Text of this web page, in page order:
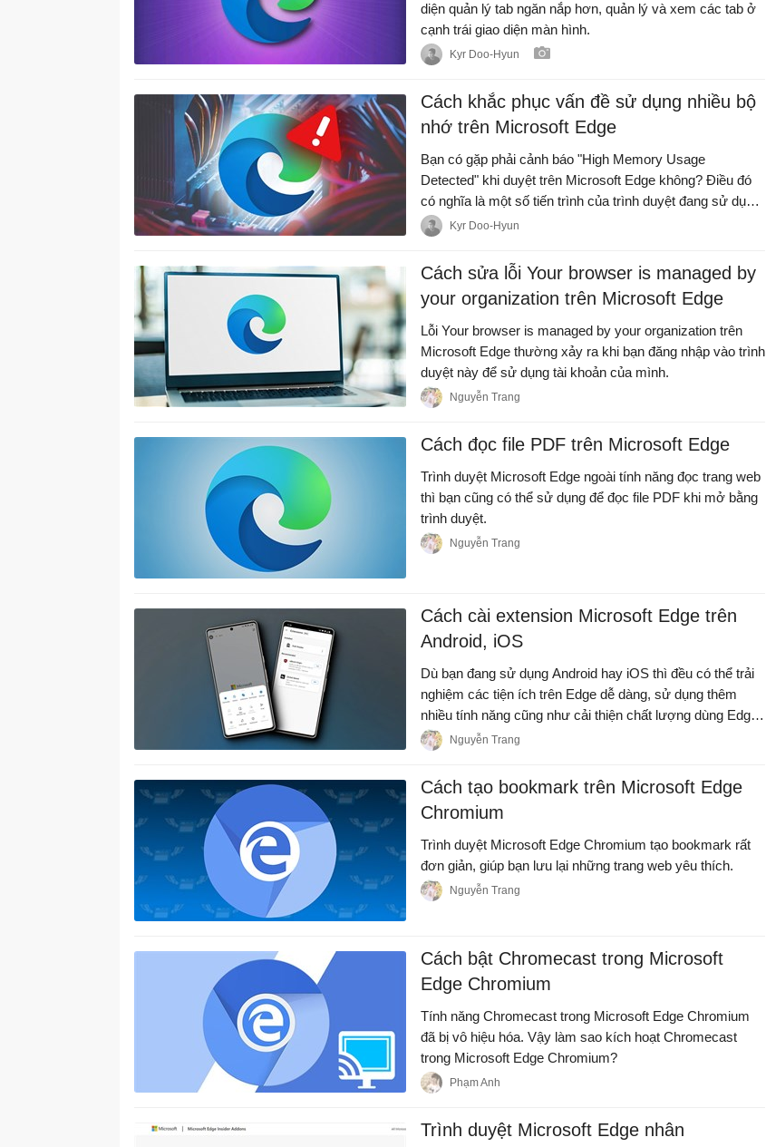
diện quản lý tab ngăn nắp hơn, quản lý và xem các tab ở
cạnh trái giao diện màn hình.
Kyr Doo-Hyun
Cách khắc phục vấn đề sử dụng nhiều bộ
nhớ trên Microsoft Edge
Bạn có gặp phải cảnh báo "High Memory Usage
Detected" khi duyệt trên Microsoft Edge không? Điều đó
có nghĩa là một số tiến trình của trình duyệt đang sử dụng
quá nhiều bộ nhớ (RAM).
Kyr Doo-Hyun
Cách sửa lỗi Your browser is managed by
your organization trên Microsoft Edge
Lỗi Your browser is managed by your organization trên
Microsoft Edge thường xảy ra khi bạn đăng nhập vào trình
duyệt này để sử dụng tài khoản của mình.
Nguyễn Trang
Cách đọc file PDF trên Microsoft Edge
Trình duyệt Microsoft Edge ngoài tính năng đọc trang web
thì bạn cũng có thể sử dụng để đọc file PDF khi mở bằng
trình duyệt.
Nguyễn Trang
Cách cài extension Microsoft Edge trên
Android, iOS
Dù bạn đang sử dụng Android hay iOS thì đều có thể trải
nghiệm các tiện ích trên Edge dễ dàng, sử dụng thêm
nhiều tính năng cũng như cải thiện chất lượng dùng Edge
như trình chặn quảng cáo và công cụ năng suất,...
Nguyễn Trang
Cách tạo bookmark trên Microsoft Edge
Chromium
Trình duyệt Microsoft Edge Chromium tạo bookmark rất
đơn giản, giúp bạn lưu lại những trang web yêu thích.
Nguyễn Trang
Cách bật Chromecast trong Microsoft
Edge Chromium
Tính năng Chromecast trong Microsoft Edge Chromium
đã bị vô hiệu hóa. Vậy làm sao kích hoạt Chromecast
trong Microsoft Edge Chromium?
Phạm Anh
Trình duyệt Microsoft Edge nhân